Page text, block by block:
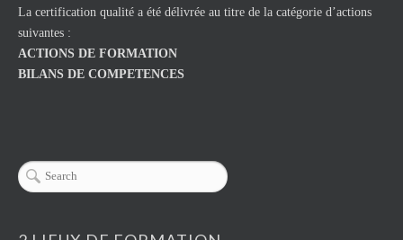
La certification qualité a été délivrée au titre de la catégorie d’actions
suivantes :
ACTIONS DE FORMATION
BILANS DE COMPETENCES